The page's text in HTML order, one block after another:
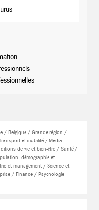
/ Belgique / Grande région /
et mobilité / Media,
de vie et bien-être / Santé /
démographie et
et management / Science et
/ Finance / Psychologie